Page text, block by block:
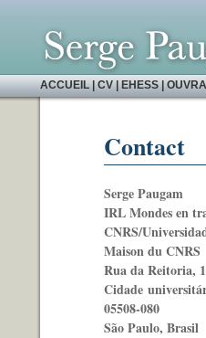
ACCUEIL|CV|EHESS|
Contact
Serge Paugam
IRL Mondes en
CNRS/
Maison du CNRS
Rua da Reitoria,
Cidade
05508-080
São Paulo, Brasil